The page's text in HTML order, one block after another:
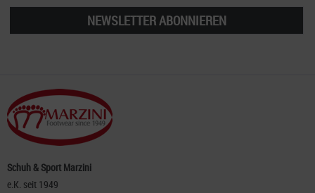
NEWSLETTER ABONNIEREN
Schuh & Sport Marzini
e.K. seit 1949